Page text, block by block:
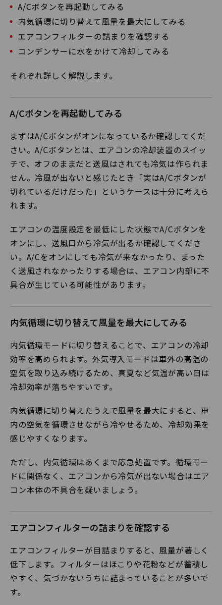
A/Cボタンを再起動してみる
内気循環に切り替えて風量を最大にしてみる
エアコンフィルターの詰まりを確認する
コンデンサーに水をかけて冷却してみる
それぞれ詳しく解説します。
A/Cボタンを再起動してみる
まずはA/Cボタンがオンになっているか確認してくだ
さい。A/Cボタンとは、エアコンの冷却装置のスイッ
チで、オフのままだと送風はされても冷気は作られま
せん。冷風が出ないと感じたとき「実はA/Cボタンが
切れているだけだった」というケースは十分に考えら
れます。
エアコンの温度設定を最低にした状態でA/Cボタンを
オンにし、送風口から冷気が出るか確認してくださ
い。A/Cをオンにしても冷気が来なかったり、まった
く送風されなかったりする場合は、エアコン内部に不
具合が生じている可能性があります。
内気循環に切り替えて風量を最大にしてみる
内気循環モードに切り替えることで、エアコンの冷却
効率を高められます。外気導入モードは車外の高温の
空気を取り込み続けるため、真夏など気温が高い日は
冷却効率が落ちやすいです。
内気循環に切り替えたうえで風量を最大にすると、車
内の空気を循環させながら冷やせるため、冷却効果を
感じやすくなります。
ただし、内気循環はあくまで応急処置です。循環モー
ドに関係なく、エアコンから冷気が出ない場合はエア
コン本体の不具合を疑いましょう。
エアコンフィルターの詰まりを確認する
エアコンフィルターが目詰まりすると、風量が著しく
低下します。フィルターはほこりや花粉などが蓄積し
やすく、気づかないうちに詰まっていることが多いで
す。